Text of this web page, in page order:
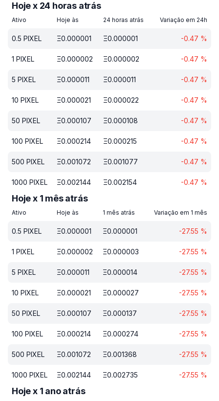
Hoje x 24 horas atrás
Ativo Hoje às 24 horas atrás Variação em 24h
0.5 PIXEL Ξ0.000001 Ξ0.000001 -0.47 %
1 PIXEL Ξ0.000002 Ξ0.000002 -0.47 %
5 PIXEL Ξ0.000011 Ξ0.000011 -0.47 %
10 PIXEL Ξ0.000021 Ξ0.000022 -0.47 %
50 PIXEL Ξ0.000107 Ξ0.000108 -0.47 %
100 PIXEL Ξ0.000214 Ξ0.000215 -0.47 %
500 PIXEL Ξ0.001072 Ξ0.001077 -0.47 %
1000 PIXEL Ξ0.002144 Ξ0.002154 -0.47 %
Hoje x 1 mês atrás
Ativo Hoje às 1 mês atrás Variação em 1 mês
0.5 PIXEL Ξ0.000001 Ξ0.000001 -27.55 %
1 PIXEL Ξ0.000002 Ξ0.000003 -27.55 %
5 PIXEL Ξ0.000011 Ξ0.000014 -27.55 %
10 PIXEL Ξ0.000021 Ξ0.000027 -27.55 %
50 PIXEL Ξ0.000107 Ξ0.000137 -27.55 %
100 PIXEL Ξ0.000214 Ξ0.000274 -27.55 %
500 PIXEL Ξ0.001072 Ξ0.001368 -27.55 %
1000 PIXEL Ξ0.002144 Ξ0.002735 -27.55 %
Hoje x 1 ano atrás